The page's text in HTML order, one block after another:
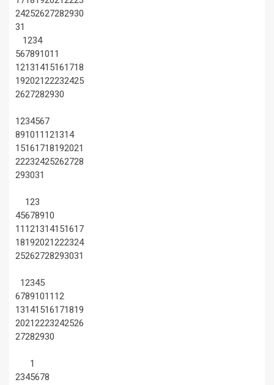
24252627282930
31
1234
567891011
12131415161718
19202122232425
2627282930
1234567
891011 121314
15161718192021
22232425262728
293031
123
45678910
11 121314151617
18192021222324
25262728293031
12345
67891011 12
13141516171819
20212223242526
27282930
1
2345678